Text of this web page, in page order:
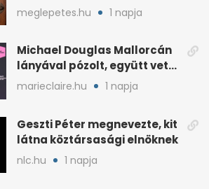
otthon is lapulhat
meglepetes.hu 1 napja
Michael Douglas Mallorcán
lányával pózolt, együtt vette
át az elismerést
marieclaire.hu 1 napja
Geszti Péter megnevezte, kit
látna köztársasági elnöknek
nlc.hu 1 napja